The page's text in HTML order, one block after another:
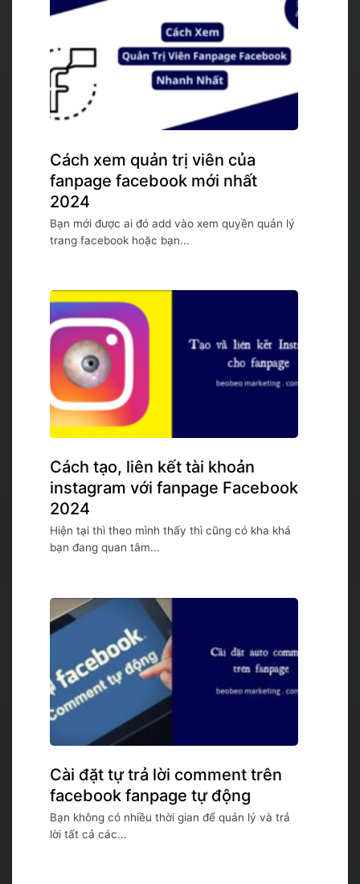
Cách xem quản trị viên của
fanpage facebook mới nhất
2024
Bạn mới được ai đó add vào xem quyền quản lý
trang facebook hoặc bạn...
Cách tạo, liên kết tài khoản
instagram với fanpage Facebook
2024
Hiện tại thì theo mình thấy thì cũng có kha khá
bạn đang quan tâm...
Cài đặt tự trả lời comment trên
facebook fanpage tự động
Bạn không có nhiều thời gian để quản lý và trả
lời tất cả các...